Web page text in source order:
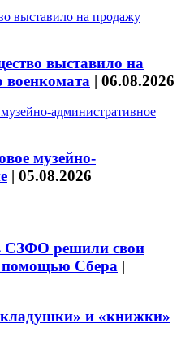
выставило на
военкомата | 06.08.2026
музейно-
| 05.08.2026
СЗФО решили свои
помощью Сбера |
и «книжки»